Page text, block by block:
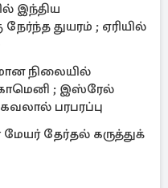
இந்திய
துயரம் ; ஏரியில்
நிலையில்
; இஸ்ரேல்
பரபரப்பு
தேர்தல் கருத்துக்